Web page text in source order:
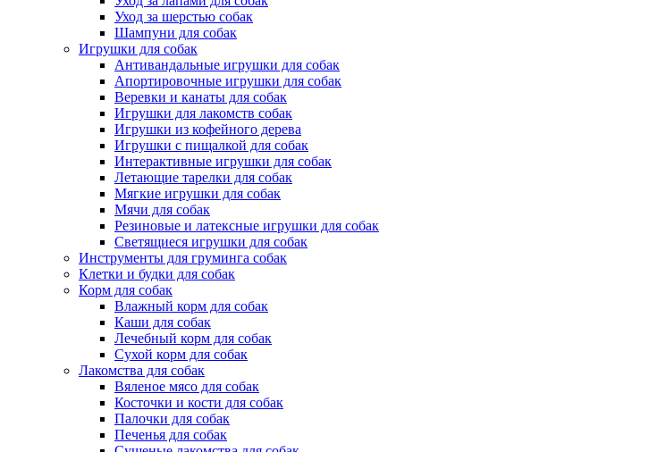
Уход за шерстью собак
Шампуни для собак
Игрушки для собак
Антивандальные игрушки для собак
Апортировочные игрушки для собак
Веревки и канаты для собак
Игрушки для лакомств собак
Игрушки из кофейного дерева
Игрушки с пищалкой для собак
Интерактивные игрушки для собак
Летающие тарелки для собак
Мягкие игрушки для собак
Мячи для собак
Резиновые и латексные игрушки для собак
Светящиеся игрушки для собак
Инструменты для груминга собак
Клетки и будки для собак
Корм для собак
Влажный корм для собак
Каши для собак
Лечебный корм для собак
Сухой корм для собак
Лакомства для собак
Вяленое мясо для собак
Косточки и кости для собак
Палочки для собак
Печенья для собак